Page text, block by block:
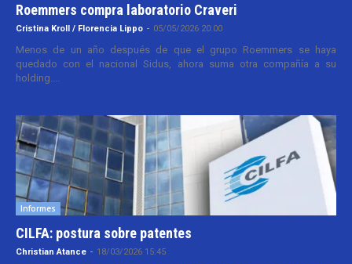
Roemmers compra laboratorio Craveri
Cristina Kroll / Florencia Lippo - 05/05/2026 20:00
Menos de un año después de que el grupo Roemmers se haya
quedado con el nacional Sidus, ahora suma otra compañía a su
holding....
Informes
CILFA: postura sobre patentes
Christian Atance - 18/03/2026 15:45